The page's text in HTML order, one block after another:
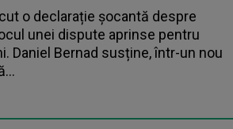
o declarație șocantă despre
unei dispute aprinse pentru
Daniel Bernad susține, într-un nou